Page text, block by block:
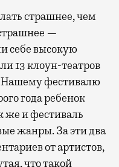
страшнее, чем
—
себе высокую
13 клоун-театров
Нашему фестивалю
года ребенок
же и фестиваль
жанры. За эти два
от артистов,
что такой